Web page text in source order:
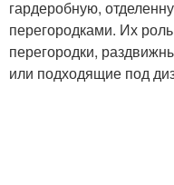
гардеробную,
перегородками. Их
перегородки,
или подходящие под